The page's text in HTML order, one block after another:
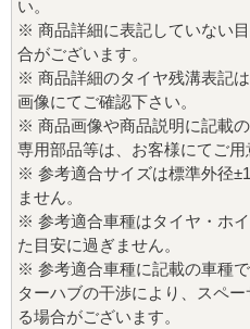
い。
※ 商品詳細に表記していない
合がございます。
※ 商品詳細のタイヤ残溝表記
画像にてご確認下さい。
※ 商品画像や商品説明に記載
専用部品等は、お客様にてご用
※ 参考適合サイズは標準外径
ません。
※ 参考適合車種はタイヤ・ホ
た目安に過ぎません。
※ 参考適合車種に記載の車種
ターハブの干渉により、スペ
る場合がございます。